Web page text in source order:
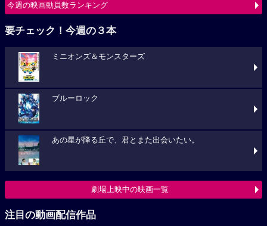
今週の映画動員数ランキング
要チェック！今週の３本
ミニオンズ＆モンスターズ
ブルーロック
あの星が降る丘で、君とまた出会いたい。
劇場上映中の映画一覧
注目の動画配信作品